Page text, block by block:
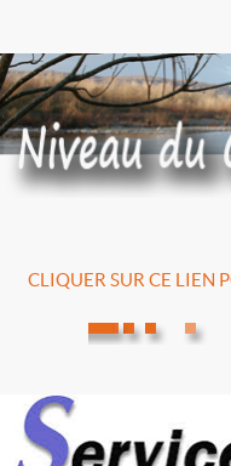
CLIQUER SUR CE LIEN